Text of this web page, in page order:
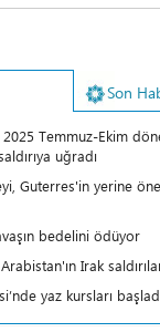
Son
Temmuz-Ekim
uğradı
Guterres'in yerine
bedelini ödüyor
Irak
yaz kursları